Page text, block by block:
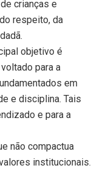
crianças e
respeito, da
objetivo é
para a
em
e disciplina. Tais
e para a
não compactua
institucionais.